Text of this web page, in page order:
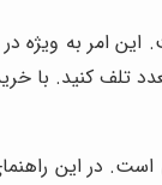
امر به ویژه
تلف کنید. با
است. در این